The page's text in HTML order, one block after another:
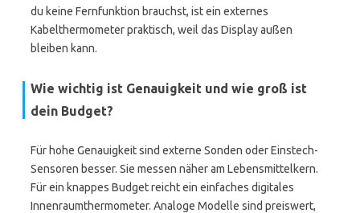
du keine Fernfunktion brauchst, ist ein externes
Kabelthermometer praktisch, weil das Display außen
bleiben kann.
Wie wichtig ist Genauigkeit und wie groß ist
dein Budget?
Für hohe Genauigkeit sind externe Sonden oder Einstech-
Sensoren besser. Sie messen näher am Lebensmittelkern.
Für ein knappes Budget reicht ein einfaches digitales
Innenraumthermometer. Analoge Modelle sind preiswert,